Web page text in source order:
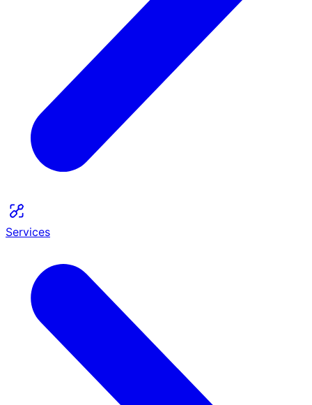
Services